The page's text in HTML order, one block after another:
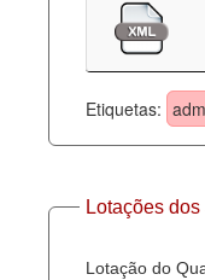
Etiquetas:
Lotações
Lotação do